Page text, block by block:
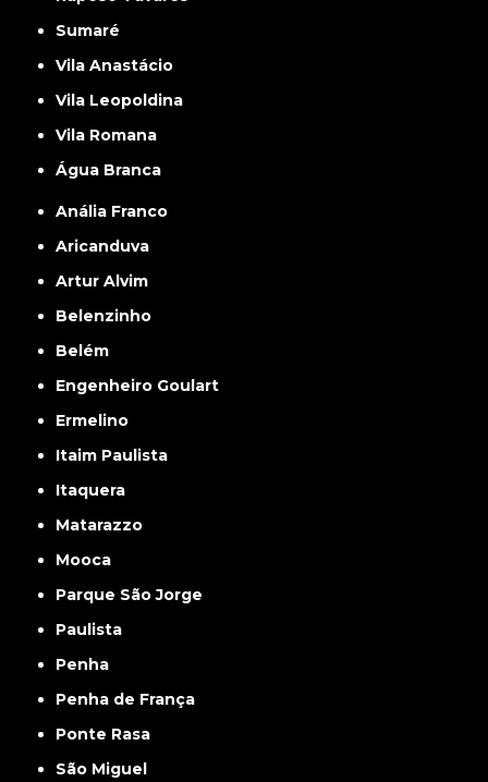
Sumaré
Vila Anastácio
Vila Leopoldina
Vila Romana
Água Branca
Anália Franco
Aricanduva
Artur Alvim
Belenzinho
Belém
Engenheiro Goulart
Ermelino
Itaim Paulista
Itaquera
Matarazzo
Mooca
Parque São Jorge
Paulista
Penha
Penha de França
Ponte Rasa
São Miguel